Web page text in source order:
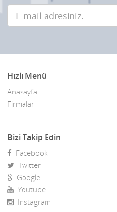
Hızlı Menü
Anasayfa
Firmalar
Bizi Takip Edin
Facebook
Twitter
Google
Youtube
Instagram